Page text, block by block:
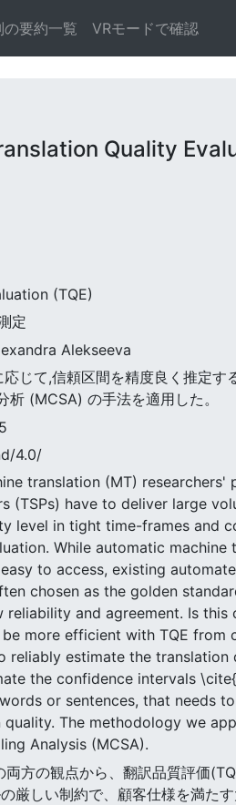
の要約一覧 VRモードで確認
Quality
(TQE)
定
Alekseeva
じて,信頼区間を精度良く推定
(MCSA) の手法を適用した。
4.0/
translation (MT)
(TSPs) have to deliver large
level in tight time-frames and
While automatic
to access, existing
chosen as the golden
and agreement. Is
more efficient with TQE from
estimate the
the confidence intervals
or sentences, that needs
The methodology we
Analysis (MCSA).
方の観点から、翻訳品質評価
厳しい制約で、顧客仕様を満た